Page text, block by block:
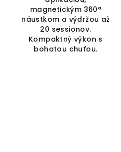
magnetickým 360°
náustkom a výdržou až
20 sessionov.
Kompaktný výkon s
bohatou chuťou.